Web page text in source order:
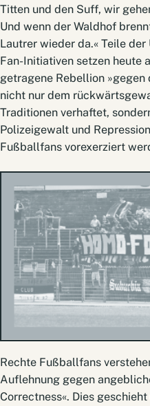
Titten und den Suff, wir
Und wenn der Waldhof
Lautrer wieder da.« Teile
Fan-Initiativen setzen heute
getragene Rebellion
nicht nur dem
Traditionen verhaftet,
Polizeigewalt und
Fußballfans vorexerziert
Rechte Fußballfans
Auflehnung gegen
Correctness«. Dies